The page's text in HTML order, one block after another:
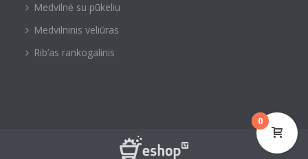
Medvilnė su pūkeliu
Medvilninis veliūras
Rib’as rankogalinis
0